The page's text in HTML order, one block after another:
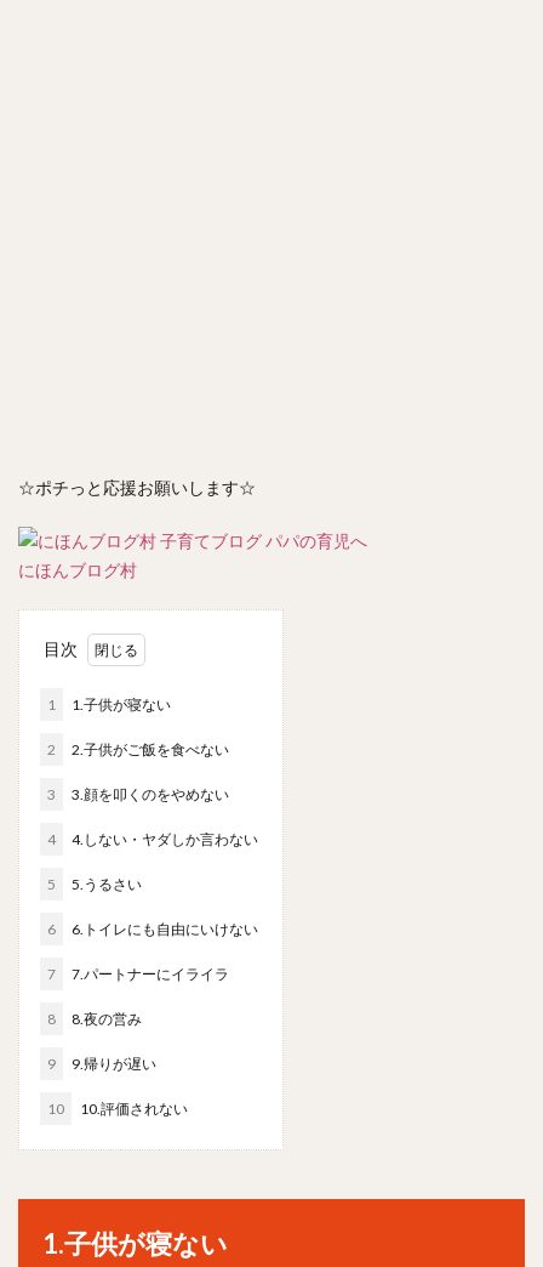
☆ポチっと応援お願いします☆
にほんブログ村
目次
1 1.子供が寝ない
2 2.子供がご飯を食べない
3 3.顔を叩くのをやめない
4 4.しない・ヤダしか言わない
5 5.うるさい
6 6.トイレにも自由にいけない
7 7.パートナーにイライラ
8 8.夜の営み
9 9.帰りが遅い
10 10.評価されない
1.子供が寝ない